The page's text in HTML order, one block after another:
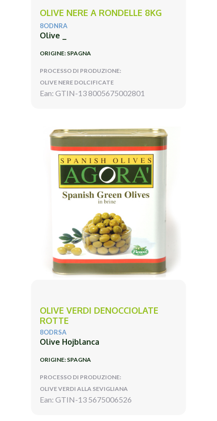
OLIVE NERE A RONDELLE 8KG
8ODNRA
Olive _
ORIGINE: SPAGNA
PROCESSO DI PRODUZIONE:
OLIVE NERE DOLCIFICATE
Ean: GTIN-13 8005675002801
OLIVE VERDI DENOCCIOLATE
ROTTE
8ODRSA
Olive Hojblanca
ORIGINE: SPAGNA
PROCESSO DI PRODUZIONE:
OLIVE VERDI ALLA SEVIGLIANA
Ean: GTIN-13 5675006526